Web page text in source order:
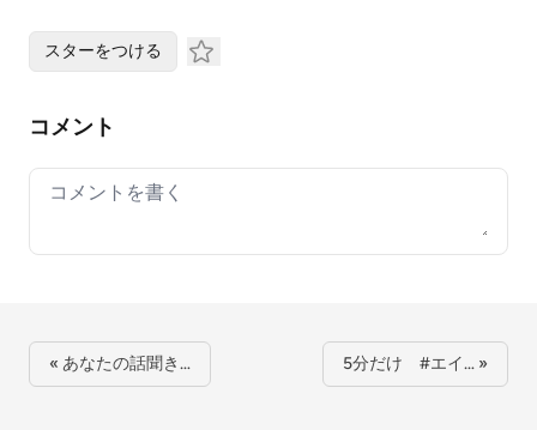
スターをつける
コメント
Your comment
« あなたの話聞き… 5分だけ #エイ… »